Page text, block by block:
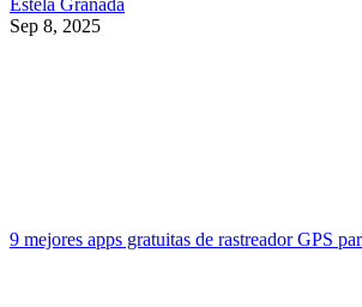
Sep 8, 2025
9 mejores apps gratuitas de rastreador GPS